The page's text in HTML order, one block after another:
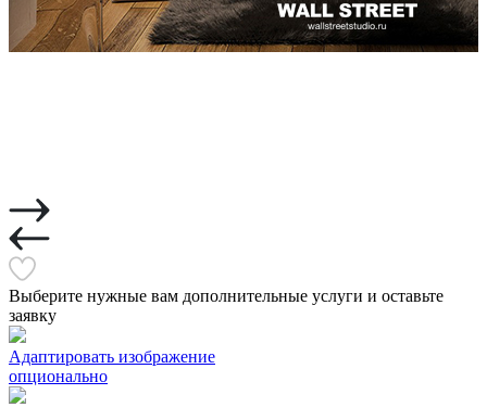
Выберите нужные вам дополнительные услуги и оставьте
заявку
Адаптировать изображение
опционально